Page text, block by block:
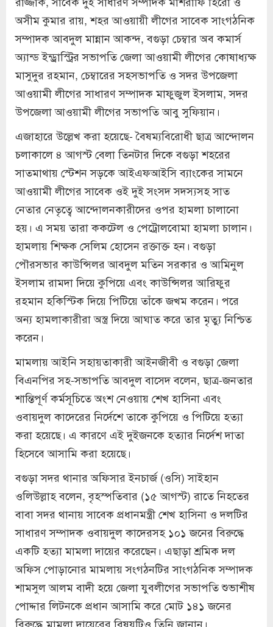
অসীম কুমার রায়, শহর আওয়ায়ী লীগের সাবেক সাংগঠনিক
সম্পাদক আবদুল মান্নান আকন্দ, বগুড়া চেম্বার অব কমার্স
অ্যান্ড ইন্ড্রাস্ট্রির সভাপতি জেলা আওয়ামী লীগের কোষাধ্যক্ষ
মাসুদুর রহমান, চেম্বারের সহসভাপতি ও সদর উপজেলা
আওয়ামী লীগের সাধারণ সম্পাদক মাফুজুল ইসলাম, সদর
উপজেলা আওয়ামী লীগের সভাপতি আবু সুফিয়ান।
এজাহারে উল্লেখ করা হয়েছে- বৈষম্যবিরোধী ছাত্র আন্দোলন
চলাকালে ৪ আগস্ট বেলা তিনটার দিকে বগুড়া শহরের
সাতমাথায় স্টেশন সড়কে আইএফআইসি ব্যাংকের সামনে
আওয়ামী লীগের সাবেক ওই দুই সংসদ সদস্যসহ সাত
নেতার নেতৃত্বে আন্দোলনকারীদের ওপর হামলা চালানো
হয়। এ সময় তারা ককটেল ও পেট্রোলবোমা হামলা চালান।
হামলায় শিক্ষক সেলিম হোসেন রক্তাক্ত হন। বগুড়া
পৌরসভার কাউন্সিলর আবদুল মতিন সরকার ও আমিনুল
ইসলাম রামদা দিয়ে কুপিয়ে এবং কাউন্সিলর আরিফুর
রহমান হকিস্টিক দিয়ে পিটিয়ে তাঁকে জখম করেন। পরে
অন্য হামলাকারীরা অস্ত্র দিয়ে আঘাত করে তার মৃত্যু নিশ্চিত
করেন।
মামলায় আইনি সহায়তাকারী আইনজীবী ও বগুড়া জেলা
বিএনপির সহ-সভাপতি আবদুল বাসেদ বলেন, ছাত্র-জনতার
শান্তিপূর্ণ কর্মসূচিতে অংশ নেওয়ায় শেখ হাসিনা এবং
ওবায়দুল কাদেরের নির্দেশে তাকে কুপিয়ে ও পিটিয়ে হত্যা
করা হয়েছে। এ কারণে এই দুইজনকে হত্যার নির্দেশ দাতা
হিসেবে আসামি করা হয়েছে।
বগুড়া সদর থানার অফিসার ইনচার্জ (ওসি) সাইহান
ওলিউল্লাহ বলেন, বৃহস্পতিবার (১৫ আগস্ট) রাতে নিহতের
বাবা সদর থানায় সাবেক প্রধানমন্ত্রী শেখ হাসিনা ও দলটির
সাধারণ সম্পাদক ওবায়দুল কাদেরসহ ১০১ জনের বিরুদ্ধে
একটি হত্যা মামলা দায়ের করেছেন। এছাড়া শ্রমিক দল
অফিস পোড়ানোর মামলায় সংগঠনটির সাংগঠনিক সম্পাদক
শামসুল আলম বাদী হয়ে জেলা যুবলীগের সভাপতি শুভাশীষ
পোদ্দার লিটনকে প্রধান আসামি করে মোট ১৪১ জনের
বিরুদ্ধে মামলা দায়েরের বিষয়টিও তিনি জানান।